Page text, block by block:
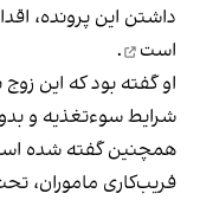
داشتن این پرونده،
است
.
او گفته بود که این
شرایط سوءتغذیه و
همچنین گفته شده
فریب‌کاری ماموران،